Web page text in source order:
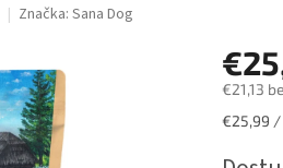
Značka: Sana Dog
€21,13
€25,99 /